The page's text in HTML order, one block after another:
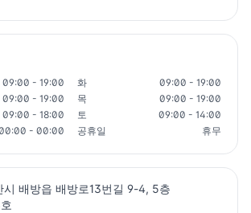
09:00 - 19:00 화
09:00 - 19:00
09:00 - 19:00 목
09:00 - 19:00
09:00 - 18:00 토
09:00 - 14:00
- 00:00 공휴일 휴무
시 배방읍 배방로13번길 9-4, 5층